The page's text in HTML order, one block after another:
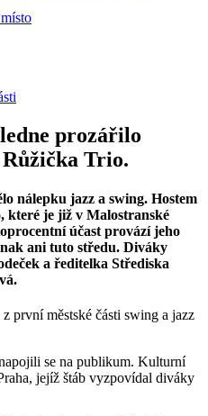
prozářilo
Trio.
nálepku jazz a swing. Hostem
které je již v Malostranské
účast provází jeho
ani tuto středu. Diváky
a ředitelka Střediska
první městské části swing a jazz
se na publikum. Kulturní
jejíž štáb vyzpovídal diváky